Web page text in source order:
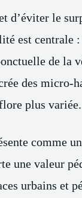
d’éviter le
est centrale
de la
des micro-
plus variée.
comme
une valeur
urbains et